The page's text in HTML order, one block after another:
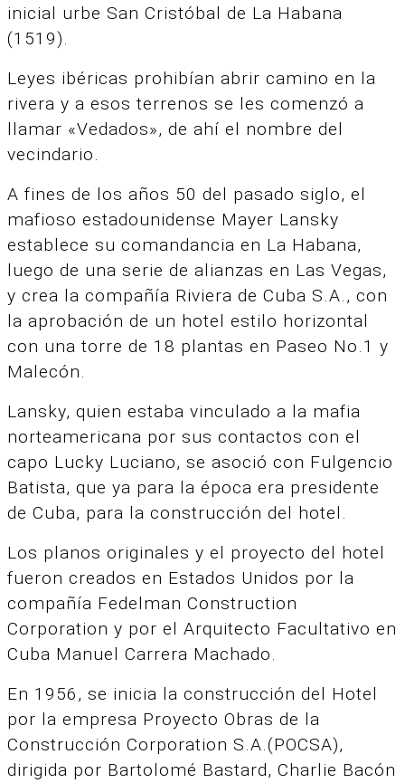
inicial urbe San Cristóbal de La Habana
(1519).
Leyes ibéricas prohibían abrir camino en la
rivera y a esos terrenos se les comenzó a
llamar «Vedados», de ahí el nombre del
vecindario.
A fines de los años 50 del pasado siglo, el
mafioso estadounidense Mayer Lansky
establece su comandancia en La Habana,
luego de una serie de alianzas en Las Vegas,
y crea la compañía Riviera de Cuba S.A., con
la aprobación de un hotel estilo horizontal
con una torre de 18 plantas en Paseo No.1 y
Malecón.
Lansky, quien estaba vinculado a la mafia
norteamericana por sus contactos con el
capo Lucky Luciano, se asoció con Fulgencio
Batista, que ya para la época era presidente
de Cuba, para la construcción del hotel.
Los planos originales y el proyecto del hotel
fueron creados en Estados Unidos por la
compañía Fedelman Construction
Corporation y por el Arquitecto Facultativo en
Cuba Manuel Carrera Machado.
En 1956, se inicia la construcción del Hotel
por la empresa Proyecto Obras de la
Construcción Corporation S.A.(POCSA),
dirigida por Bartolomé Bastard, Charlie Bacón